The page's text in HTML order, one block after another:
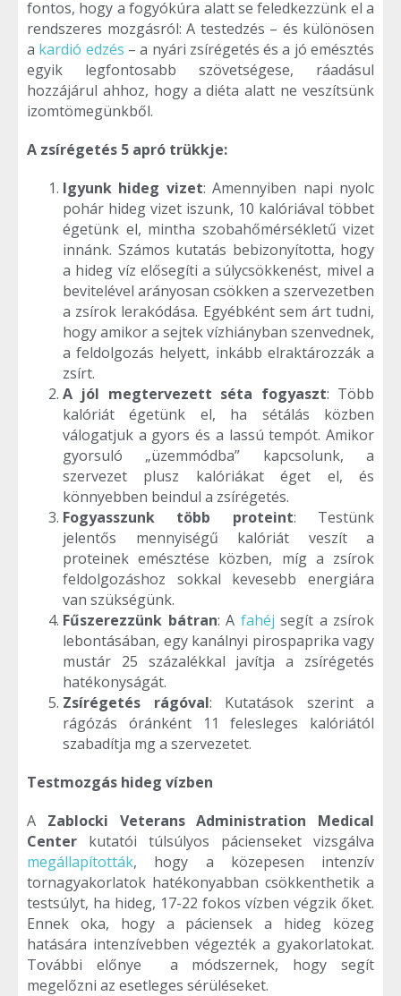
fontos, hogy a fogyókúra alatt se feledkezzünk el a
rendszeres mozgásról: A testedzés – és különösen
a kardió edzés – a nyári zsírégetés és a jó emésztés
egyik legfontosabb szövetségese, ráadásul
hozzájárul ahhoz, hogy a diéta alatt ne veszítsünk
izomtömegünkből.
A zsírégetés 5 apró trükkje:
Igyunk hideg vizet: Amennyiben napi nyolc
pohár hideg vizet iszunk, 10 kalóriával többet
égetünk el, mintha szobahőmérsékletű vizet
innánk. Számos kutatás bebizonyította, hogy
a hideg víz elősegíti a súlycsökkenést, mivel a
bevitelével arányosan csökken a szervezetben
a zsírok lerakódása. Egyébként sem árt tudni,
hogy amikor a sejtek vízhiányban szenvednek,
a feldolgozás helyett, inkább elraktározzák a
zsírt.
A jól megtervezett séta fogyaszt: Több
kalóriát égetünk el, ha sétálás közben
válogatjuk a gyors és a lassú tempót. Amikor
gyorsuló „üzemmódba” kapcsolunk, a
szervezet plusz kalóriákat éget el, és
könnyebben beindul a zsírégetés.
Fogyasszunk több proteint: Testünk
jelentős mennyiségű kalóriát veszít a
proteinek emésztése közben, míg a zsírok
feldolgozáshoz sokkal kevesebb energiára
van szükségünk.
Fűszerezzünk bátran: A fahéj segít a zsírok
lebontásában, egy kanálnyi pirospaprika vagy
mustár 25 százalékkal javítja a zsírégetés
hatékonyságát.
Zsírégetés rágóval: Kutatások szerint a
rágózás óránként 11 felesleges kalóriától
szabadítja mg a szervezetet.
Testmozgás hideg vízben
A Zablocki Veterans Administration Medical
Center kutatói túlsúlyos pácienseket vizsgálva
megállapították, hogy a közepesen intenzív
tornagyakorlatok hatékonyabban csökkenthetik a
testsúlyt, ha hideg, 17-22 fokos vízben végzik őket.
Ennek oka, hogy a páciensek a hideg közeg
hatására intenzívebben végezték a gyakorlatokat.
További előnye a módszernek, hogy segít
megelőzni az esetleges sérüléseket.